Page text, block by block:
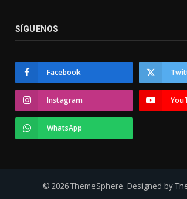
SÍGUENOS
Facebook
Instagram
WhatsApp
© 2026 ThemeSphere. Designed by